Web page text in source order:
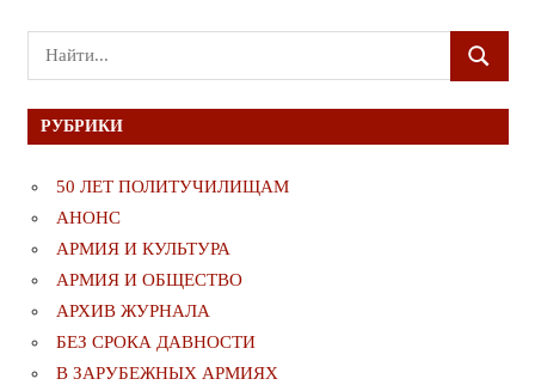
Поиск
для:
ПОИСК
РУБРИКИ
50 ЛЕТ ПОЛИТУЧИЛИЩАМ
АНОНС
АРМИЯ И КУЛЬТУРА
АРМИЯ И ОБЩЕСТВО
АРХИВ ЖУРНАЛА
БЕЗ СРОКА ДАВНОСТИ
В ЗАРУБЕЖНЫХ АРМИЯХ